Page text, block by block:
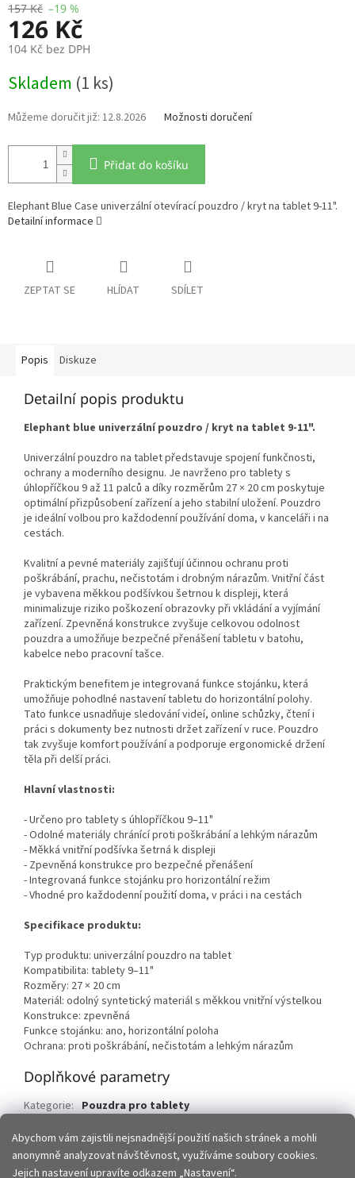
Abychom vám zajistili nejsnadnější použití našich stránek a mohli
anonymně analyzovat návštěvnost, využíváme soubory cookies.
Jejich nastavení upravíte odkazem „Nastavení“.
157 Kč –19 %
126 Kč
104 Kč bez DPH
cena:
Skladem (1 ks)
12.8.2026 Možnosti doručení
Přidat do košíku
Elephant Blue Case univerzální otevírací pouzdro / kryt na tablet 9-11".
Detailní informace
ZEPTAT SE HLÍDAT SDÍLET
Popis Diskuze
Detailní popis produktu
Elephant blue univerzální pouzdro / kryt na tablet 9-11".
Univerzální pouzdro na tablet představuje spojení funkčnosti,
ochrany a moderního designu. Je navrženo pro tablety s
úhlopříčkou 9 až 11 palců a díky rozměrům 27 × 20 cm poskytuje
optimální přizpůsobení zařízení a jeho stabilní uložení. Pouzdro
je ideální volbou pro každodenní používání doma, v kanceláři i na
cestách.
Kvalitní a pevné materiály zajišťují účinnou ochranu proti
poškrábání, prachu, nečistotám i drobným nárazům. Vnitřní část
je vybavena měkkou podšívkou šetrnou k displeji, která
minimalizuje riziko poškození obrazovky při vkládání a vyjímání
zařízení. Zpevněná konstrukce zvyšuje celkovou odolnost
pouzdra a umožňuje bezpečné přenášení tabletu v batohu,
kabelce nebo pracovní tašce.
Praktickým benefitem je integrovaná funkce stojánku, která
umožňuje pohodlné nastavení tabletu do horizontální polohy.
Tato funkce usnadňuje sledování videí, online schůzky, čtení i
práci s dokumenty bez nutnosti držet zařízení v ruce. Pouzdro
tak zvyšuje komfort používání a podporuje ergonomické držení
těla při delší práci.
Hlavní vlastnosti:
- Určeno pro tablety s úhlopříčkou 9–11"
- Odolné materiály chránící proti poškrábání a lehkým nárazům
- Měkká vnitřní podšívka šetrná k displeji
- Zpevněná konstrukce pro bezpečné přenášení
- Integrovaná funkce stojánku pro horizontální režim
- Vhodné pro každodenní použití doma, v práci i na cestách
Specifikace produktu:
Typ produktu: univerzální pouzdro na tablet
Kompatibilita: tablety 9–11"
Rozměry: 27 × 20 cm
Materiál: odolný syntetický materiál s měkkou vnitřní výstelkou
Konstrukce: zpevněná
Funkce stojánku: ano, horizontální poloha
Ochrana: proti poškrábání, nečistotám a lehkým nárazům
Doplňkové parametry
Kategorie: Pouzdra pro tablety